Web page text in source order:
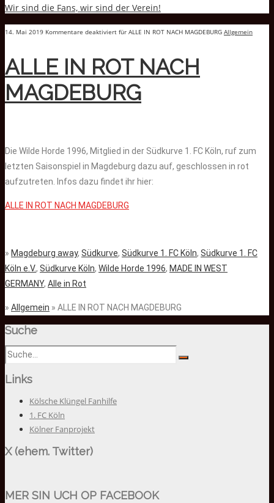
Wir sind die Fans, wir sind der Verein!
14. Mai 2019 Kommentare deaktiviert für ALLE IN ROT NACH MAGDEBURG Allgemein
ALLE IN ROT NACH
MAGDEBURG
Die Wilde Horde 1996, Mitglied in der Südkurve 1. FC Köln, ruf zum
letzten Saisonspiel in Magdeburg dazu auf, geschlossen in rot
aufzutreten. Infos dazu findet ihr hier:
ALLE IN ROT NACH MAGDEBURG
» Magdeburg away, Südkurve, Südkurve 1. FC Köln, Südkurve 1. FC
Köln e.V., Südkurve Köln, Wilde Horde 1996, MADE IN WEST
GERMANY, Alle in Rot
» Allgemein » ALLE IN ROT NACH MAGDEBURG
Suche
Links
Kölsche Klüngel Fanhilfe
1. FC Köln
Kölner Fanprojekt
X (ehem. Twitter)
MER SIN UCH OP FACEBOOK